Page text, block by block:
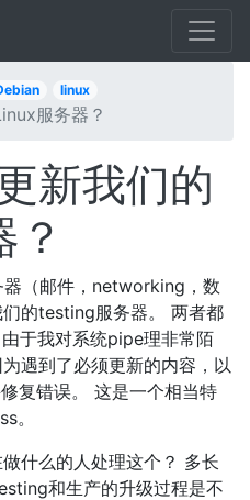
linux
服务器？
新我们的
（邮件，networking，数
的testing服务器。 两者都
于我对系统pipe理非常陌
为遇到了必须更新的内容，以
复错误。 这是一个相当特
。
什么的人处理这个？ 多长
和生产的升级过程是不